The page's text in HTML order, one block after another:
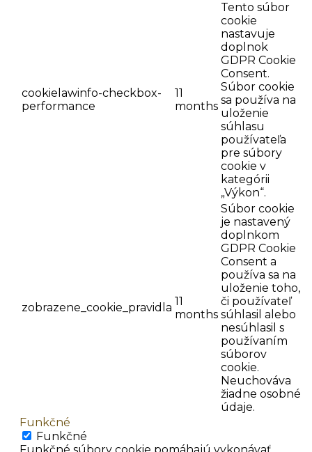
cookielawinfo-checkbox-
performance
11
months
Tento súbor
cookie
nastavuje
doplnok
GDPR Cookie
Consent.
Súbor cookie
sa používa na
uloženie
súhlasu
používateľa
pre súbory
cookie v
kategórii
„Výkon“.
zobrazene_cookie_pravidla 11
months
Súbor cookie
je nastavený
doplnkom
GDPR Cookie
Consent a
používa sa na
uloženie toho,
či používateľ
súhlasil alebo
nesúhlasil s
používaním
súborov
cookie.
Neuchováva
žiadne osobné
údaje.
Funkčné
Funkčné